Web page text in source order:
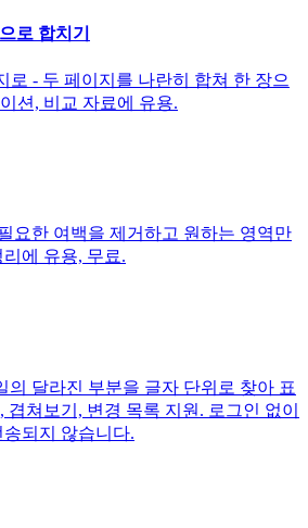
로 합치기
로 - 두 페이지를 나란히 합쳐 한 장으
션, 비교 자료에 유용.
요한 여백을 제거하고 원하는 영역만
에 유용, 무료.
의 달라진 부분을 글자 단위로 찾아 표
쳐보기, 변경 목록 지원. 로그인 없이
되지 않습니다.